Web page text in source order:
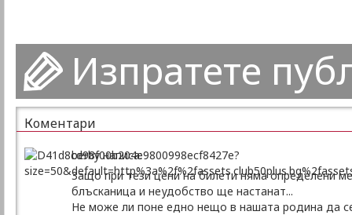
Изпратете
Коментари
berby написа:
Защо при тези цени на билети няма определени
блъсканица и неудобство ще настанат...
Не може ли поне едно нещо в нашата родина да